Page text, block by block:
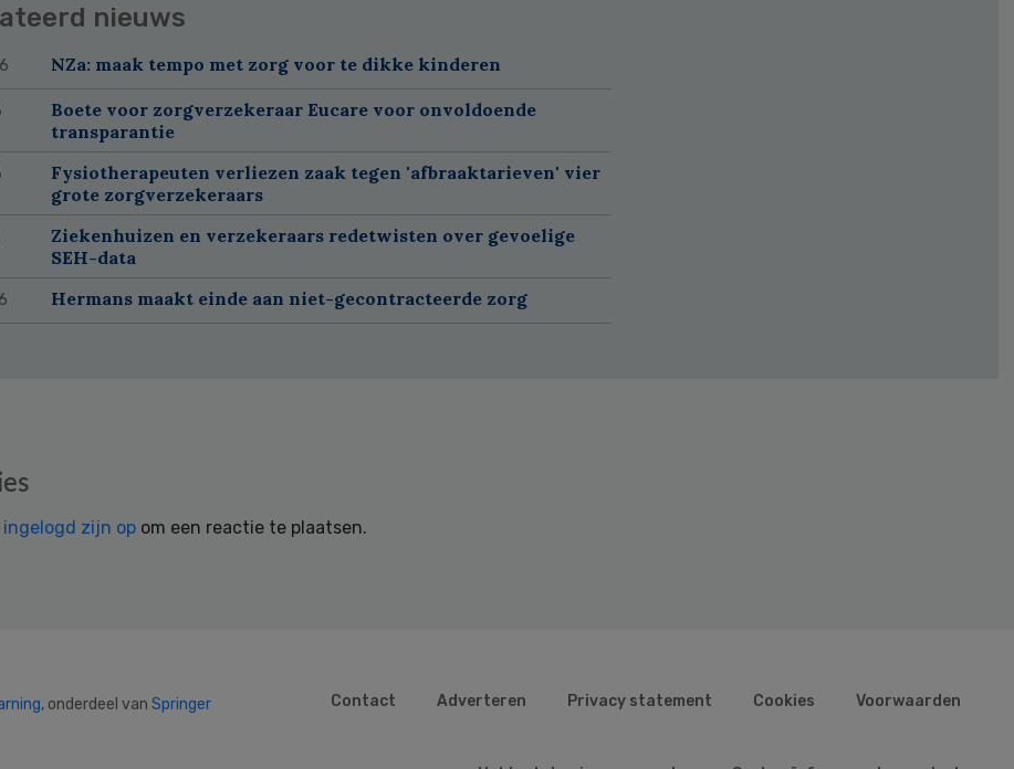
nieuws
NZa: maak tempo met zorg voor te dikke kinderen
Boete voor zorgverzekeraar Eucare voor onvoldoende
transparantie
Fysiotherapeuten verliezen zaak tegen 'afbraaktarieven' vier
grote zorgverzekeraars
Ziekenhuizen en verzekeraars redetwisten over gevoelige
SEH-data
Hermans maakt einde aan niet-gecontracteerde zorg
ingelogd zijn op om een reactie te plaatsen.
, onderdeel van Springer
Contact Adverteren Privacy statement Cookies Voorwaarden